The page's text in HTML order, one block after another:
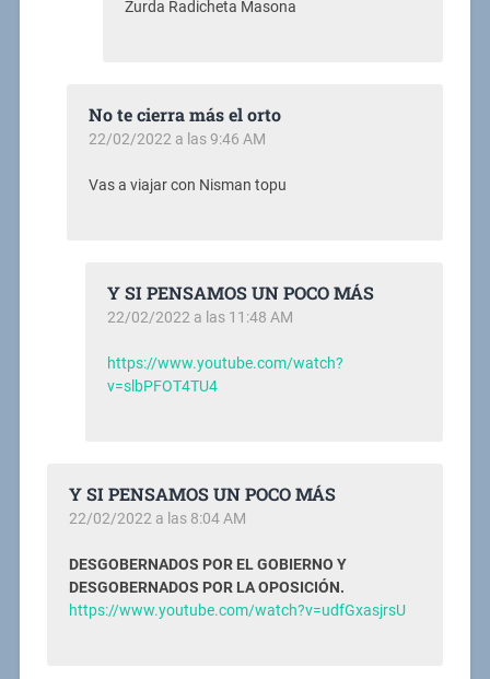
Zurda Radicheta Masona
No te cierra más el orto
22/02/2022 a las 9:46 AM
Vas a viajar con Nisman topu
Y SI PENSAMOS UN POCO MÁS
22/02/2022 a las 11:48 AM
https://www.youtube.com/watch?
v=slbPFOT4TU4
Y SI PENSAMOS UN POCO MÁS
22/02/2022 a las 8:04 AM
DESGOBERNADOS POR EL GOBIERNO Y
DESGOBERNADOS POR LA OPOSICIÓN.
https://www.youtube.com/watch?v=udfGxasjrsU